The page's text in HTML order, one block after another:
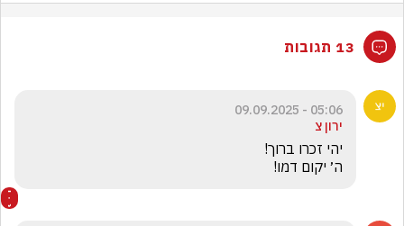
13 תגובות
05:06 - 09.09.2025
ירון צ
ה׳ יקום דמו!